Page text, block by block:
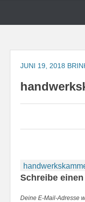
Zum
springen
JUNI 19, 2018
Schreibe
Deine E-Mail-Adresse